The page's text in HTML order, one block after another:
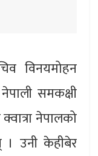
विनयमोहन
समकक्षी
नेपालको
उनी केहीबेर